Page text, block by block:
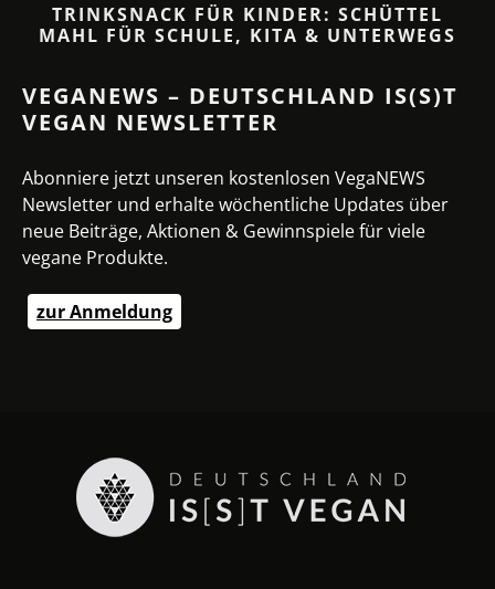
TRINKSNACK FÜR KINDER: SCHÜTTEL
MAHL FÜR SCHULE, KITA & UNTERWEGS
VEGANEWS – DEUTSCHLAND IS(S)T
VEGAN NEWSLETTER
Abonniere jetzt unseren kostenlosen VegaNEWS
Newsletter und erhalte wöchentliche Updates über
neue Beiträge, Aktionen & Gewinnspiele für viele
vegane Produkte.
zur Anmeldung